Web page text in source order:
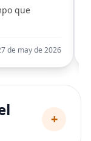
que
de may de 2026
+